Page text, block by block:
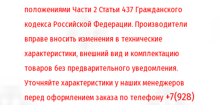
положениями Части 2 Статьи 437 Гражданского
кодекса Российской Федерации. Производители
вправе вносить изменения в технические
характеристики, внешний вид и комплектацию
товаров без предварительного уведомления.
Уточняйте характеристики у наших менеджеров
перед оформлением заказа по телефону +7(928)